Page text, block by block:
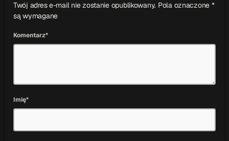
Twój adres e-mail nie zostanie opublikowany. Pola oznaczone *
są wymagane
Komentarz*
Imię*